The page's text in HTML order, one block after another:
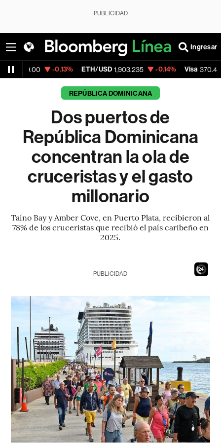
PUBLICIDAD
Ingresar
ETH/USD 1,903.235 -0.14% Visa 370.47 +0.52%
REPÚBLICA DOMINICANA
Dos puertos de
República Dominicana
concentran la ola de
cruceristas y el gasto
millonario
Taíno Bay y Amber Cove, en Puerto Plata, recibieron al
78% de los cruceristas que recibió el país caribeño en
2025.
22
PUBLICIDAD